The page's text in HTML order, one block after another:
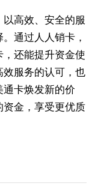
高效、安全的服
通过人人销卡，
还能提升资金使
效服务的认可，也
卡焕发新的价
金，享受更优质